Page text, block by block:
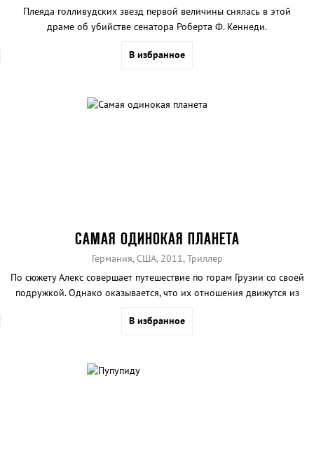
Плеяда голливудских звезд первой величины снялась в этой
драме об убийстве сенатора Роберта Ф. Кеннеди.
В избранное
САМАЯ ОДИНОКАЯ ПЛАНЕТА
Германия, США, 2011, Триллер
По сюжету Алекс совершает путешествие по горам Грузии со своей
подружкой. Однако оказывается, что их отношения движутся из
В избранное